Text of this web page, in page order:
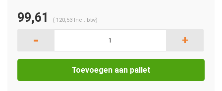
99,61 ( 120,53 Incl. btw)
- +
Toevoegen aan pallet